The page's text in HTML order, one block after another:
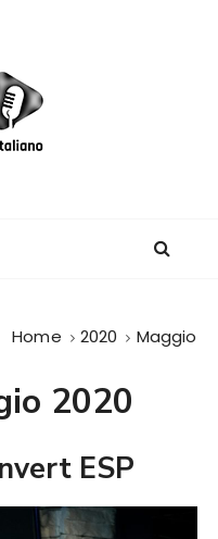
Home 2020 Maggio
2020
ESP